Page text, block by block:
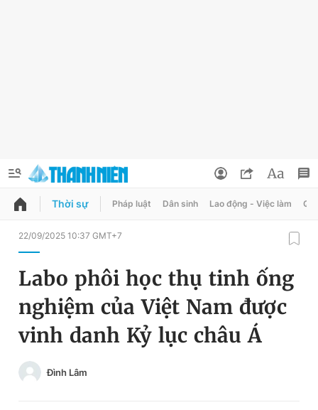
QUẢNG CÁO
Chuyên mục
Chuyên mục khác
Chào ngày mới
Đổi mật khẩu
Tin đã lưu
Thời sự Pháp luật Dân sinh Lao động - Việc làm
22/09/2025 10:37 GMT+7
Labo phôi học thụ tinh ống
nghiệm của Việt Nam được
vinh danh Kỷ lục châu Á
Đình Lâm